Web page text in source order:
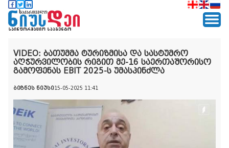
VIDEO: ბათუმმა ტურიზმისა და სასტუმრო
აღჭურვილობის რიგით მე-16 საერთაშორისო
გამოფენას EBIT 2025-ს უმასპინძლა
ბიზნეს ნიუსი15-05-2025 11:41